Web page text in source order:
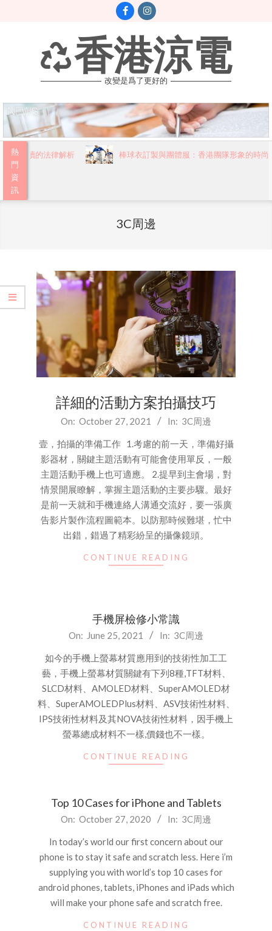
香港涼電
改變是爲了更好的
Primary
Navigation
Menu
熱
門
資
訊
民必讀的法律解析 棒球衣訂製與團體服：香港團隊形象的時尚新
3C周邊
詳細的活動方案拍攝技巧
2021-
27
On: October 27, 2021 In: 3C周邊
壹，拍攝的準備工作 1.考慮的前一天，準備好攝
影器材，關鍵主題活動有可能會使用單反，一般
主題活動手機上也可適應。 2.提早到主會場，對
情景開展瞭解，掌握主題活動的主要步驟。最好
是前一天就和手機連絡人溝通交流好，要一張廣
告影片製作流程圖範本。以防那時候難堪，忙中
出錯，錯過了精彩紛呈的攝像鏡頭。
CONTINUE READING
手機屏檢修小常識
25
On: June 25, 2021 In: 3C周邊
如今的手機上螢幕材質應用到的技術性加工工
藝，手機上螢幕材質關鍵有下列8種,TFT材料、
SLCD材料、AMOLED材料、SuperAMOLED材
料、SuperAMOLEDPlus材料、ASV技術性材料、
IPS技術性材料及其NOVA技術性材料，因手機上
螢幕總成材料不一樣,價錢也不一樣。
CONTINUE READING
Top 10 Cases for iPhone and Tablets
2020-On: October 27, 2020 In: 3C周邊
In today’s world our first concern about our
phone is to stay it safe and scratch less. Here i’m
supplying you with world’s top 10 cases for
android phones, tablets, iPhones and iPads which
will make your phone safe and scratch free.
CONTINUE READING